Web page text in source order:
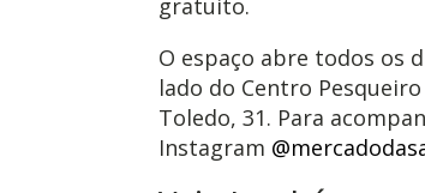
gratuito.
O espaço abre todos os
lado do Centro
Toledo, 31. Para
Instagram